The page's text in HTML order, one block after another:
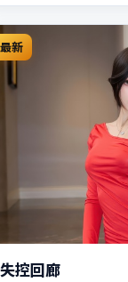
最新
失控回廊